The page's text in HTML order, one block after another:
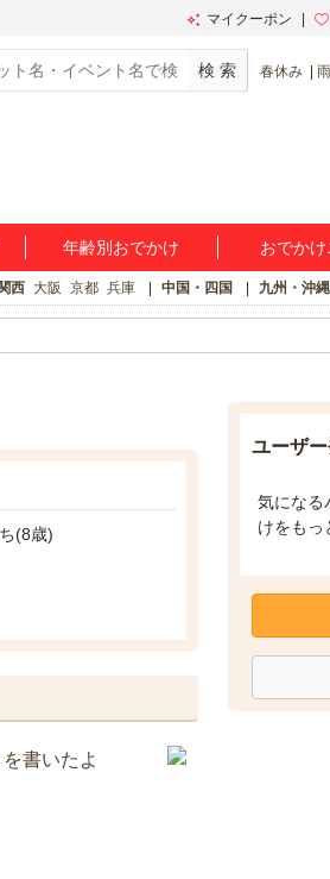
マイクーポン
春休み
年齢別おでかけ おでか
西 大阪 京都 兵庫 中国・四国 九州・沖縄
(8歳)
書いたよ
ユーザ
気になる
けをもっ